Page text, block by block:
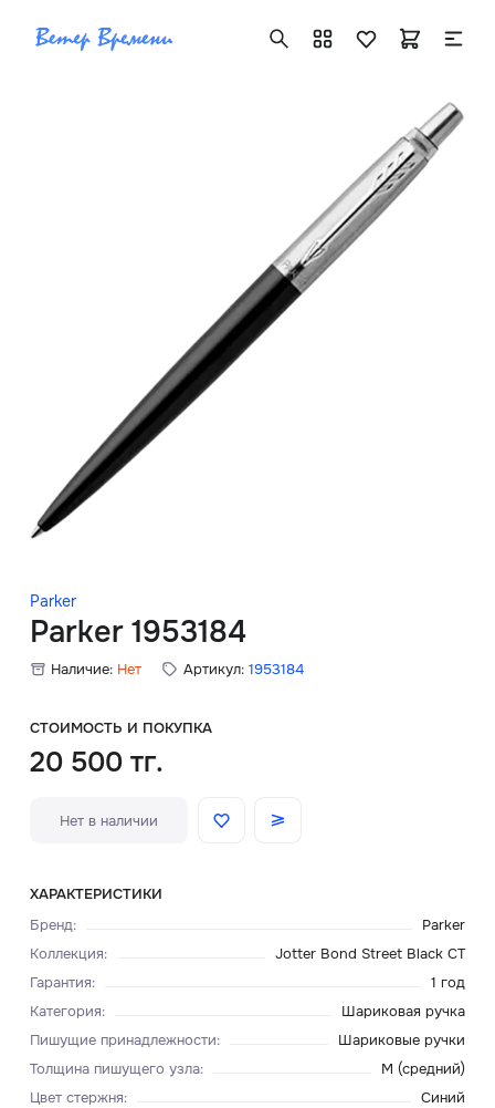
Parker
Parker 1953184
Наличие: Нет Артикул: 1953184
СТОИМОСТЬ И ПОКУПКА
20 500 тг.
Нет в наличии
ХАРАКТЕРИСТИКИ
Бренд:
Parker
Коллекция:
Jotter Bond Street Black CT
Гарантия:
1 год
Категория:
Шариковая ручка
Пишущие принадлежности:
Шариковые ручки
Толщина пишущего узла:
M (средний)
Цвет стержня:
Синий
+7 ( 705 ) 181-42-50
info@vetervremeni.kz
Авторизация
Каталог
Главная
О нас